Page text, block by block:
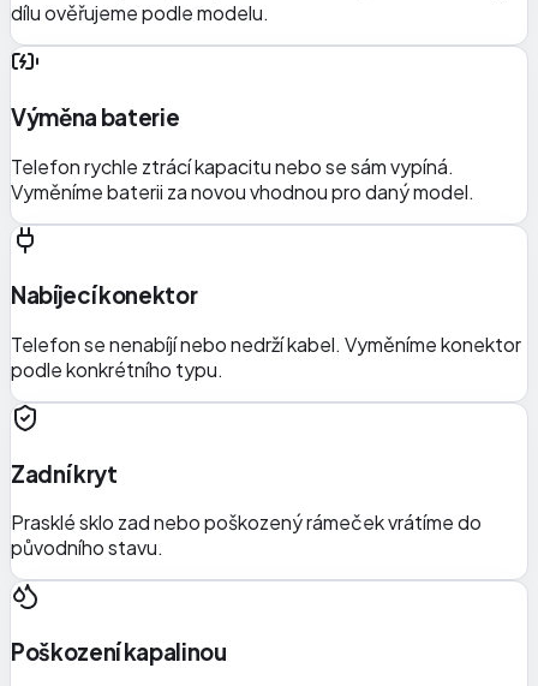
dílu ověřujeme podle modelu.
Výměna baterie
Telefon rychle ztrácí kapacitu nebo se sám vypíná.
Vyměníme baterii za novou vhodnou pro daný model.
Nabíjecí konektor
Telefon se nenabíjí nebo nedrží kabel. Vyměníme konektor
podle konkrétního typu.
Zadní kryt
Prasklé sklo zad nebo poškozený rámeček vrátíme do
původního stavu.
Poškození kapalinou